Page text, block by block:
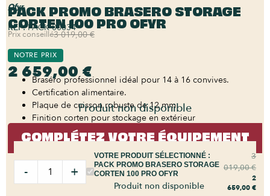
Ofyr
PACK PROMO BRASERO STORAGE
CORTEN 100 PRO OFYR
REF:PACK-00034
Prix conseillé3 019,00 €
NOTRE PRIX
2 659,00 €
Braséro professionnel idéal pour 14 à 16 convives.
Certification alimentaire.
Plaque de cuisson robuste de 12 mm
Finition corten pour stockage en extérieur
Produit non disponible
COMPLÉTEZ VOTRE ÉQUIPEMENT
VOTRE PRODUIT SÉLECTIONNÉ :
PACK PROMO BRASERO STORAGE
CORTEN 100 PRO OFYR
Produit non disponible
- +
3
019,00€
2
659,00 €